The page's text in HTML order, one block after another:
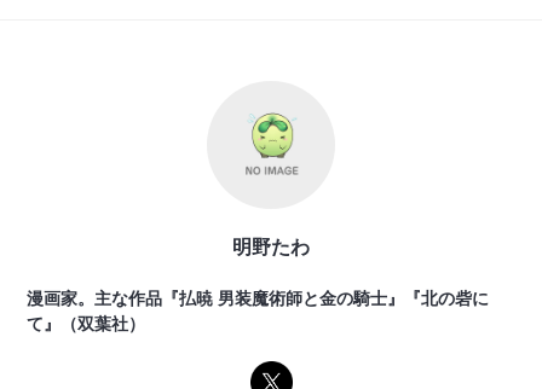
明野たわ
漫画家。主な作品『払暁 男装魔術師と金の騎士』『北の砦に
て』（双葉社）